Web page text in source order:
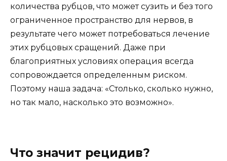
количества рубцов, что может сузить и без того
ограниченное пространство для нервов, в
результате чего может потребоваться лечение
этих рубцовых сращений. Даже при
благоприятных условиях операция всегда
сопровождается определенным риском.
Поэтому наша задача: «Столько, сколько нужно,
но так мало, насколько это возможно».
Что значит рецидив?